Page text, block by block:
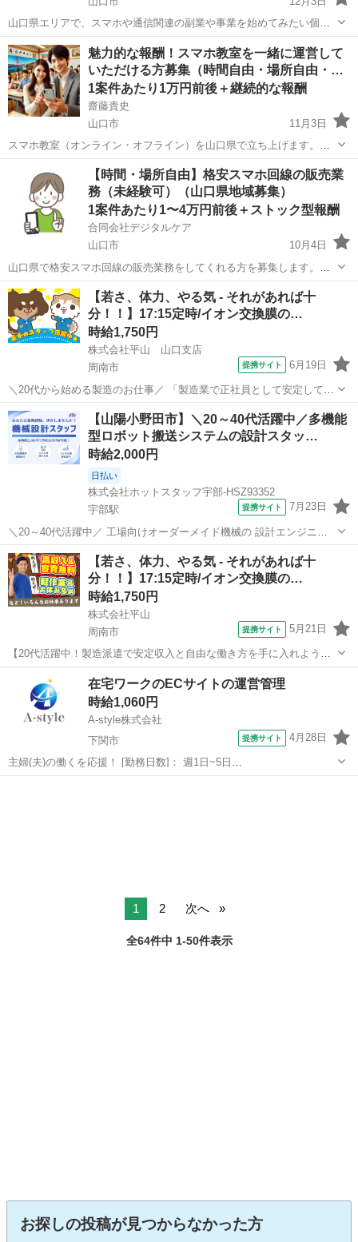
山口県エリアで、スマホや通信関連の副業や事業を始めてみたい個
人、事業主、法人の方を募集しています。 （他の地域についてもご相
談ください。） ⚫️ 働く場所や時間は自由！自宅・オフィスでのスター
トも可能 事業を展開す...
山口 山口市 その他 成果報酬型
魅力的な報酬！スマホ教室を一緒に運営して
いただける方募集（時間自由・場所自由・…
1案件あたり1万円前後＋継続的な報酬
齋藤貴史
山口市
11月3日
スマホ教室（オンライン・オフライン）を山口県で立ち上げます。
（他の地域はお問合せください。） 一緒に運営していただけるメンバ
ーを募集しています。 私が運営するスマホスクールは、スマホの操作
やアプリの操作について教...
その他 オンライン
【時間・場所自由】格安スマホ回線の販売業
務（未経験可）（山口県地域募集）
1案件あたり1〜4万円前後＋ストック型報酬
合同会社デジタルケア
山口市
10月4日
山口県で格安スマホ回線の販売業務をしてくれる方を募集します。
（他の地域の方はご相談ください。） 歩合制のお仕事なので、働く時
間・場所は自由とさせていただいております。 ノルマもないので、気
楽にやるのもよし、全力で...
山口 山口市 その他 時給
【若さ、体力、やる気 - それがあれば十
分！！】17:15定時/イオン交換膜の…
時給1,750円
株式会社平山 山口支店
周南市
提携サイト 6月19日
＼20代から始める製造のお仕事／ 「製造業で正社員として安定して働
きたい」 「モノづくりの技術を身につけて成長したい」 「大手メーカ
ーの現場で経験を積みたい」 長く腰を据えて働ける環境です！ 【こん
な人なら絶対活躍できる！...
山口 周南市 その他
【山陽小野田市】＼20～40代活躍中／多機能
型ロボット搬送システムの設計スタッ…
時給2,000円
日払い
株式会社ホットスタッフ宇部-HSZ93352
宇部駅
提携サイト 7月23日
＼20～40代活躍中／ 工場向けオーダーメイド機械の 設計エンジニア
募集◎ ・少人数の洗練された快適オフィス ・土日祝休み、長期休暇あ
り ・派遣先で正社員登用実績あり 『自分のスキルに見合った対価が得
られていない』 『もっ...
山口 山陽小野田市 宇部駅 その他
【若さ、体力、やる気 - それがあれば十
分！！】17:15定時/イオン交換膜の…
時給1,750円
株式会社平山
周南市
提携サイト 5月21日
【20代活躍中！製造派遣で安定収入と自由な働き方を手に入れよう】
製造派遣なら最短5日で就業可能！ 未経験でもOK、簡単な作業からス
タートできるから安心。 人間関係のストレスも少なく、働きやすい環
境です。 夜型の人にもチ...
その他
在宅ワークのECサイトの運営管理
時給1,060円
A-style株式会社
下関市
提携サイト 4月28日
主婦(夫)の働くを応援！ [勤務日数]： 週1日~5日
09:30~12:00/10:00~12:30/10:30~13:00/11:00~13:30/11:30~14:00 月/
1 2 次へ
全64件中 1-50件表示
お探しの投稿が見つからなかった方